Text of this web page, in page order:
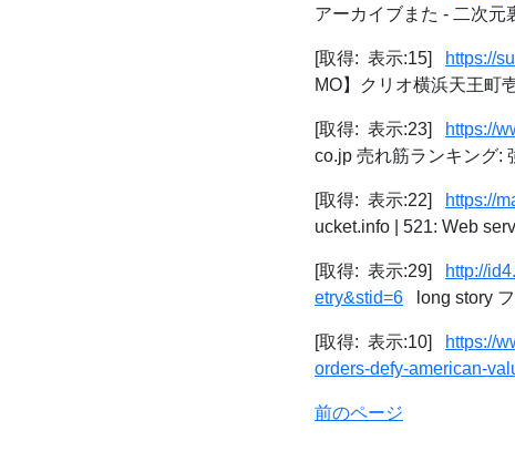
アーカイブまた - 二次元
[取得: 表示:15] https://
MO】クリオ横浜天王町
[取得: 表示:23] https://
co.jp 売れ筋ランキング:
[取得: 表示:22] https://
ucket.info | 521: Web
[取得: 表示:29]
http://
etry&stid=6 long story
[取得: 表示:10]
https://
orders-defy-american-
前のページ